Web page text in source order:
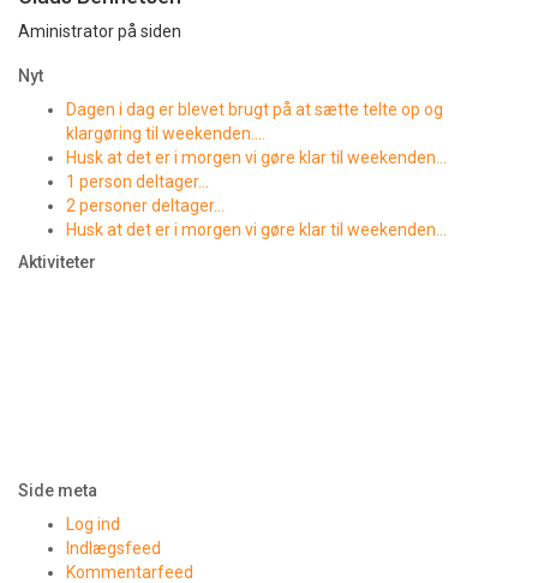
Aministrator på siden
Nyt
Dagen i dag er blevet brugt på at sætte telte op og
klargøring til weekenden….
Husk at det er i morgen vi gøre klar til weekenden…
1 person deltager…
2 personer deltager…
Husk at det er i morgen vi gøre klar til weekenden…
Aktiviteter
Side meta
Log ind
Indlægsfeed
Kommentarfeed